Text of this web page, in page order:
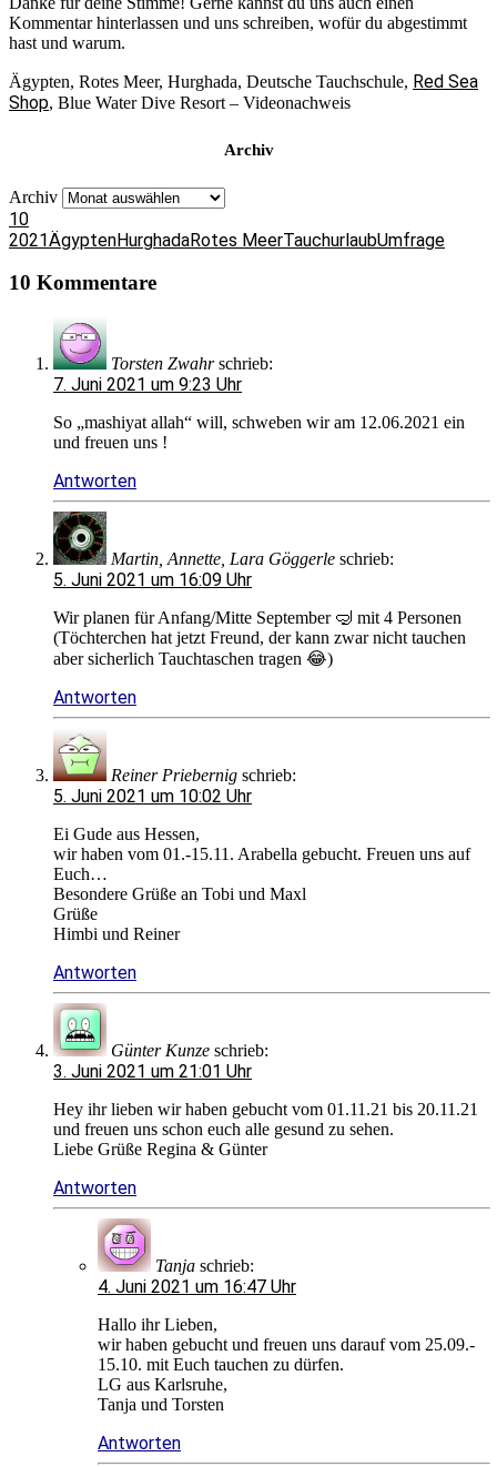
Nein, dieses Jahr fliege ich nicht nach Ägypten,
Zurück
Kommentar hinterlassen und uns schreiben, wofür du abgestimmt
hast und warum.
Ägypten, Rotes Meer, Hurghada, Deutsche Tauchschule, Red Sea
Shop, Blue Water Dive Resort – Videonachweis
Archiv
Archiv
10
2021ÄgyptenHurghadaRotes MeerTauchurlaubUmfrage
10 Kommentare
Torsten Zwahrschrieb:
7. Juni 2021 um 9:23 Uhr
So „mashiyat allah“ will, schweben wir am 12.06.2021 ein
und freuen uns !
Antworten
Martin, Annette, Lara Göggerle schrieb:
5. Juni 2021 um 16:09 Uhr
Wir planen für Anfang/Mitte September 🤿 mit 4 Personen
(Töchterchen hat jetzt Freund, der kann zwar nicht tauchen
aber sicherlich Tauchtaschen tragen 😂)
Antworten
Reiner Priebernig schrieb:
5. Juni 2021 um 10:02 Uhr
Ei Gude aus Hessen,
wir haben vom 01.-15.11. Arabella gebucht. Freuen uns auf
Euch…
Besondere Grüße an Tobi und Maxl
Grüße
Himbi und Reiner
Antworten
Günter Kunze schrieb:
3. Juni 2021 um 21:01 Uhr
Hey ihr lieben wir haben gebucht vom 01.11.21 bis 20.11.21
und freuen uns schon euch alle gesund zu sehen.
Liebe Grüße Regina & Günter
Antworten
Tanja schrieb:
4. Juni 2021 um 16:47 Uhr
Hallo ihr Lieben,
wir haben gebucht und freuen uns darauf vom 25.09.-
15.10. mit Euch tauchen zu dürfen.
LG aus Karlsruhe,
Tanja und Torsten
Antworten